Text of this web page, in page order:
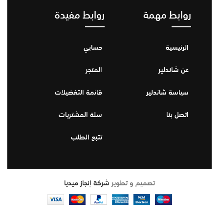
روابط مهمة
الرئيسية
عن شاندلير
سياسة شاندلير
اتصل بنا
روابط مفيدة
حسابي
المتجر
قائمة التفضيلات
سلة المشتريات
تتبع الطلب
تصميم و تطويرشركة إنجاز ميديا